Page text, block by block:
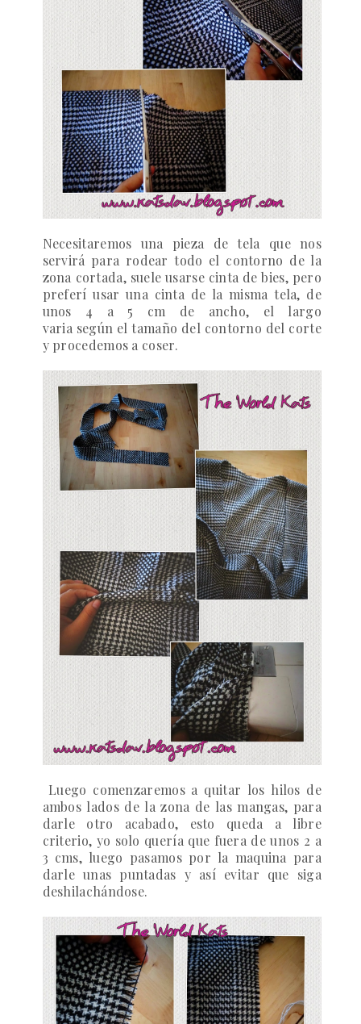
Necesitaremos una pieza de tela que nos
servirá para rodear todo el contorno de la
zona cortada, suele usarse cinta de bies, pero
preferí usar una cinta de la misma tela, de
unos 4 a 5 cm de ancho, el largo
varia según el tamaño del contorno del corte
y procedemos a coser.
Luego comenzaremos a quitar los hilos de
ambos lados de la zona de las mangas, para
darle otro acabado, esto queda a libre
criterio, yo solo quería que fuera de unos 2 a
3 cms, luego pasamos por la maquina para
darle unas puntadas y así evitar que siga
deshilachándose.